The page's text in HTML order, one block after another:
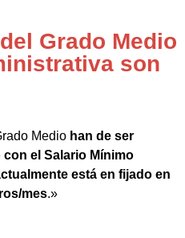
Grado Medio
son
Medio han de ser
el Salario Mínimo
está en fijado en
mes.»